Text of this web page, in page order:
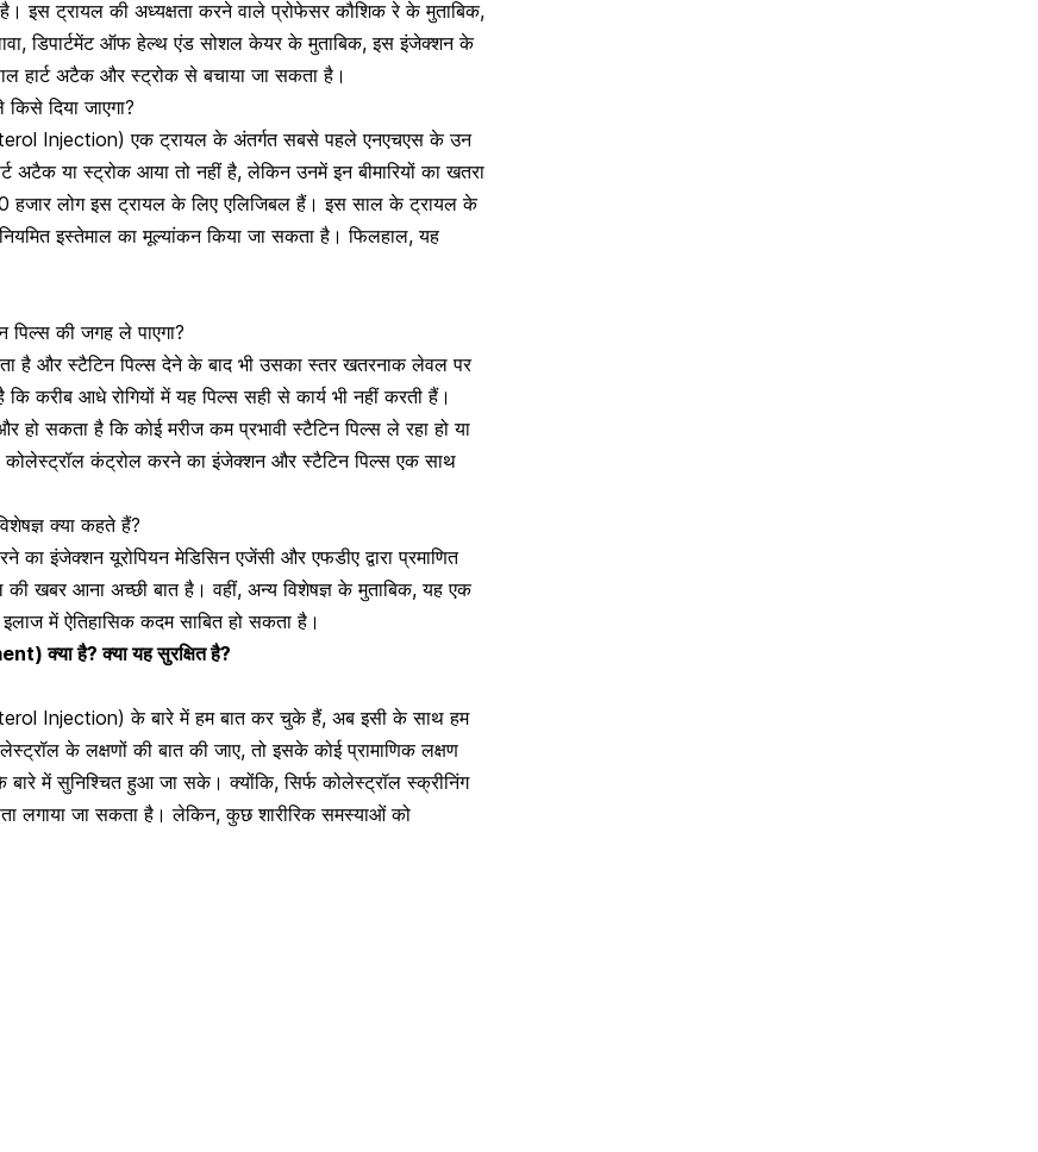
इस ट्रायल की अध्यक्षता करने वाले प्रोफेसर कौशिक रे के मुताबिक,
डिपार्टमेंट ऑफ हेल्थ एंड सोशल केयर के मुताबिक, इस इंजेक्शन के
हार्ट अटैकऔर स्ट्रोक से बचाया जा सकता है।
दिया जाएगा?
Injection) एक ट्रायल के अंतर्गत सबसे पहले एनएचएस के उन
अटैकया स्ट्रोक आया तो नहीं है, लेकिन उनमें इन बीमारियों का खतरा
हजार लोग इस ट्रायल के लिए एलिजिबल हैं। इस साल के ट्रायल के
इस्तेमाल का मूल्यांकन किया जा सकता है। फिलहाल, यह
की जगह ले पाएगा?
है और स्टैटिन पिल्स देने के बाद भी उसका स्तर खतरनाक लेवल पर
करीब आधे रोगियों में यह पिल्स सही से कार्य भी नहीं करती हैं।
हो सकता है कि कोई मरीज कम प्रभावी स्टैटिन पिल्स ले रहा हो या
कोलेस्ट्रॉल कंट्रोल करने का इंजेक्शन और स्टैटिन पिल्स एक साथ
क्या कहते हैं?
का इंजेक्शन यूरोपियन मेडिसिन एजेंसी और एफडीए द्वारा प्रमाणित
की खबर आना अच्छी बात है। वहीं, अन्य विशेषज्ञ के मुताबिक, यह एक
में ऐतिहासिक कदम साबित हो सकता है।
क्या है? क्या यह सुरक्षित है?
Injection) के बारे में हम बात कर चुके हैं, अब इसी के साथ हम
के लक्षणों की बात की जाए, तो इसके कोई प्रामाणिक लक्षण
बारे में सुनिश्चित हुआ जा सके। क्योंकि, सिर्फ कोलेस्ट्रॉल स्क्रीनिंग
लगाया जा सकता है। लेकिन, कुछ शारीरिक समस्याओं को